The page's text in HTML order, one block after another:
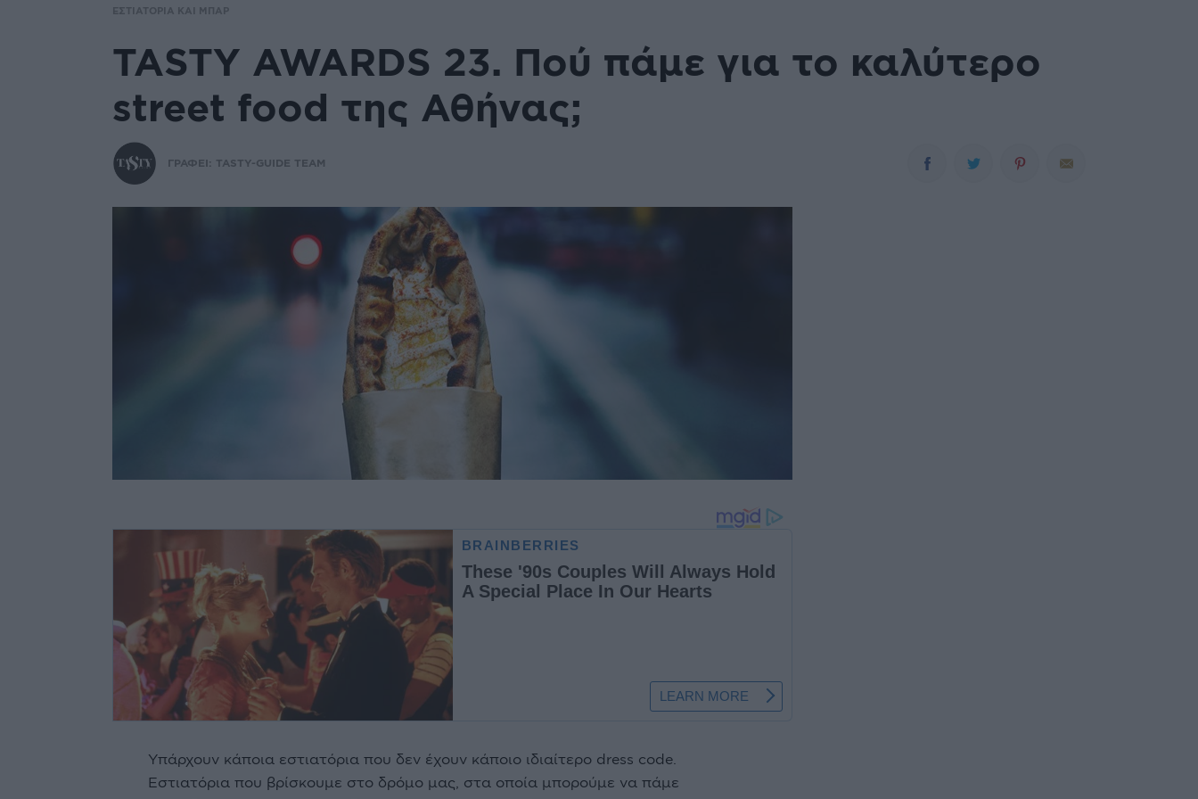
ΕΣΤΙΑΤΟΡΙΑ ΚΑΙ ΜΠΑΡ
TASTY AWARDS 23. Πού πάμε για το καλύτερο
street food της Αθήνας;
ΓΡΑΦΕΙ: TASTY-GUIDE TEAM
Υπάρχουν κάποια εστιατόρια που δεν έχουν κάποιο ιδιαίτερο dress code.
Εστιατόρια που βρίσκουμε στο δρόμο μας, στα οποία μπορούμε να πάμε